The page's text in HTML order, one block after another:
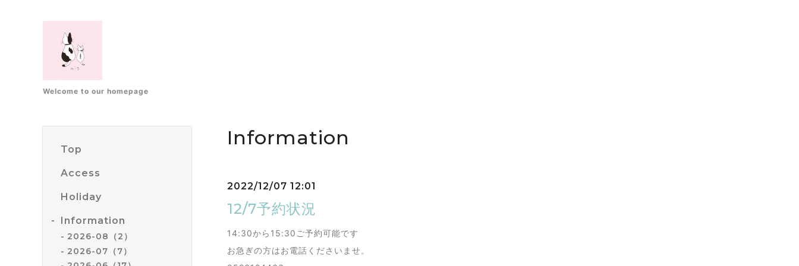
Welcome to our homepage
Top
Access
Holiday
Information
2026-08（2）
2026-07（7）
Information
2022/12/07 12:01
12/7予約状況
14:30から15:30ご予約可能です
お急ぎの方はお電話くださいませ。